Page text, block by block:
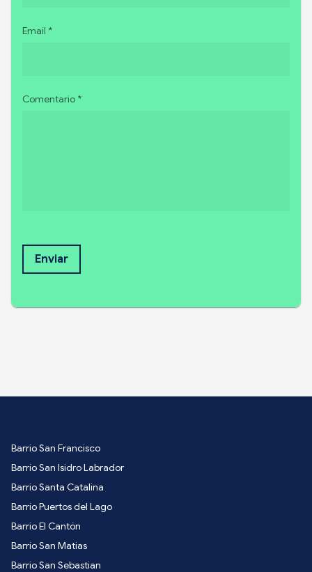
Email *
Comentario *
Enviar
Barrio San Francisco
Barrio San Isidro Labrador
Barrio Santa Catalina
Barrio Puertos del Lago
Barrio El Cantón
Barrio San Matias
Barrio San Sebastian